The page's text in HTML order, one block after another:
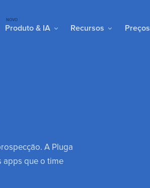
NOVO
Produto & IA Recursos Preços
A Pluga
apps que o time